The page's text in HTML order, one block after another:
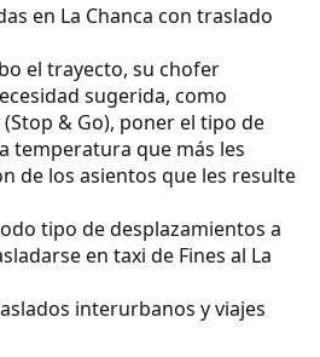
en La Chanca con traslado
el trayecto, su chofer
sugerida, como
& Go), poner el tipo de
temperatura que más les
de los asientos que les resulte
tipo de desplazamientos a
en taxi de Fines al La
interurbanos y viajes